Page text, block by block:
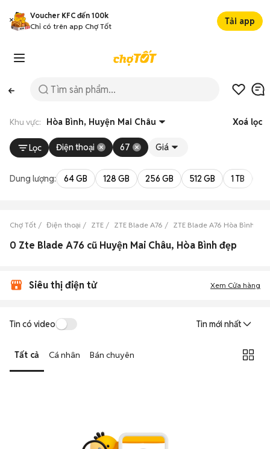
Voucher KFC đến 100k
Chỉ có trên app Chợ Tốt
Tải app
Khu vực: Hòa Bình, Huyện Mai Châu Xoá lọc
Lọc Điện thoại 67 Giá
Dung lượng: 64 GB 128 GB 256 GB 512 GB 1 TB
Chợ Tốt Điện thoại ZTE ZTE Blade A76 ZTE Blade A76 Hòa Bình
0 Zte Blade A76 cũ Huyện Mai Châu, Hòa Bình đẹp
Siêu thị điện tử Xem Cửa hàng
Tin có video Tin mới nhất
Tất cả Cá nhân Bán chuyên